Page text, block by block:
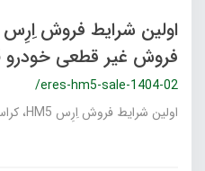
فروش غیر قطعی خودرو ERES HM5
/eres-hm5-sale-1404-02
اولین شرایط فروش اِرِس HM5، کراس اوور 4.5 ثانیه ای، اعلام شد